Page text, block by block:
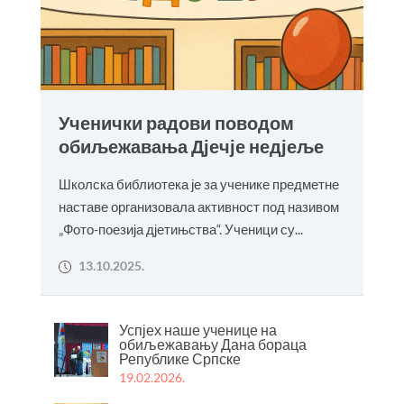
Ученички радови поводом
обиљежавања Дјечје недјеље
Школска библиотека је за ученике предметне
наставе организовала активност под називом
„Фото-поезија дјетињства“. Ученици су...
13.10.2025.
Успјех наше ученице на
обиљежавању Дана бораца
Републике Српске
19.02.2026.